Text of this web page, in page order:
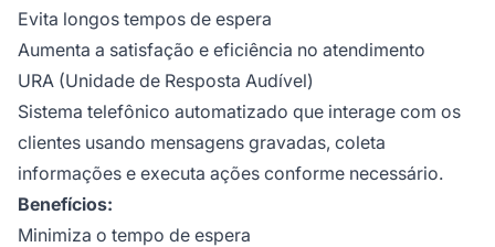
Evita longos tempos de espera
Aumenta a satisfação e eficiência no atendimento
URA (Unidade de Resposta Audível)
Sistema telefônico automatizado que interage com os
clientes usando mensagens gravadas, coleta
informações e executa ações conforme necessário.
Benefícios:
Minimiza o tempo de espera